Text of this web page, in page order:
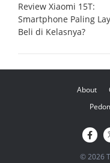
Review Xiaomi 15T:
Smartphone Paling
Beli di Kelasnya?
About
© 2026